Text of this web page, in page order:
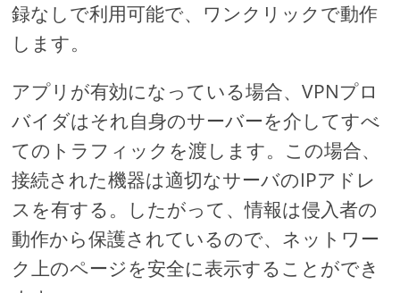
録なしで利用可能で、ワンクリックで動作
します。
アプリが有効になっている場合、VPNプロ
バイダはそれ自身のサーバーを介してすべ
てのトラフィックを渡します。この場合、
接続された機器は適切なサーバのIPアドレ
スを有する。したがって、情報は侵入者の
動作から保護されているので、ネットワー
ク上のページを安全に表示することができ